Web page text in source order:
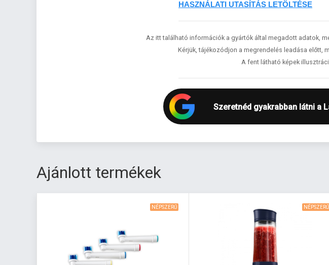
HASZNÁLATI UTASÍTÁS LETÖLTÉSE
Az itt található információk a gyártók által megadott adatok,
Kérjük, tájékozódjon a megrendelés leadása előtt,
A fent látható képek
Szeretnéd gyakrabban látni a
Ajánlott termékek
NÉPSZERŰ NÉPSZERŰ